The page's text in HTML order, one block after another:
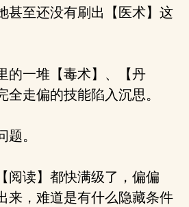
甚至还没有刷出【医术】这
的一堆【毒术】、【丹
全走偏的技能陷入沉思。
。
读】都快满级了，偏偏
来，难道是有什么隐藏条件